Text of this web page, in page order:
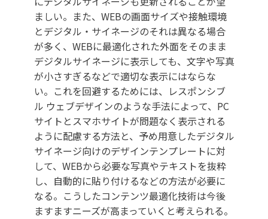
ましい。また、WEBの画面サイズや接触環境
とデジタル・サイネージのそれは異なる場合
が多く、WEBに最適化された外面をそのまま
デジタルサイネージに表示しても、文字や写真
が小さすぎるなどで適切な表示にはならな
い。これを回避するためには、レスポンシブ
ル ウェブデザインのような手法によって、PC
サイトとスマホサイトが問題なく表示される
ように配慮する方法と、予め用意したデジタル
サイネージ向けのデザインテンプレートに対
して、WEBから必要な写真やテキストを抜粋
し、自動的に貼り付けるなどの方法が必要に
なる。こうしたコンテンツ最適化技術は今後
ますますニーズが高まっていくと考えられる。